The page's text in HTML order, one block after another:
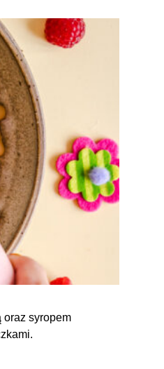
oraz syropem